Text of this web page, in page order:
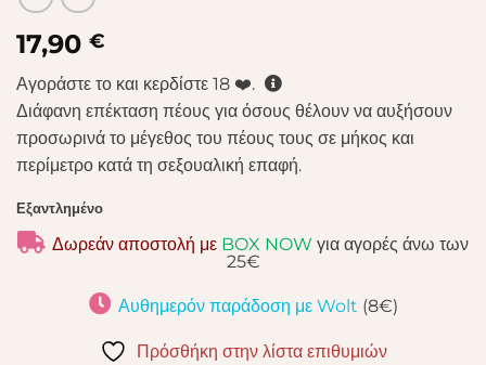
17,90 €
Αγοράστε το και κερδίστε 18 ❤️.
Διάφανη επέκταση πέους για όσους θέλουν να αυξήσουν
προσωρινά το μέγεθος του πέους τους σε μήκος και
περίμετρο κατά τη σεξουαλική επαφή.
Εξαντλημένο
Δωρεάν αποστολή με BOX NOW για αγορές άνω των
25€
Αυθημερόν παράδοση με Wolt (8€)
Πρόσθήκη στην λίστα επιθυμιών